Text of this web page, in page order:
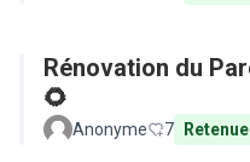
Rénovation du
🌻
Anonyme 7 Retenue